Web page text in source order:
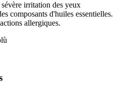
irritation des yeux
composants d'huiles essentielles.
allergiques.